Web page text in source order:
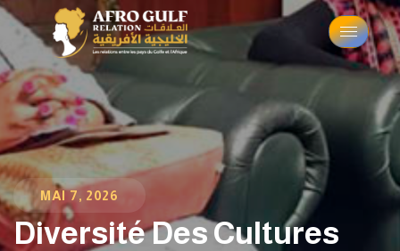
MAI 7, 2026
Diversité Des Cultures